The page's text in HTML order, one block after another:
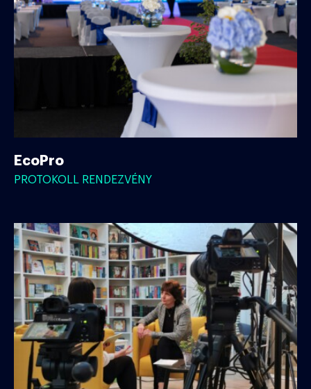
EcoPro
PROTOKOLL RENDEZVÉNY